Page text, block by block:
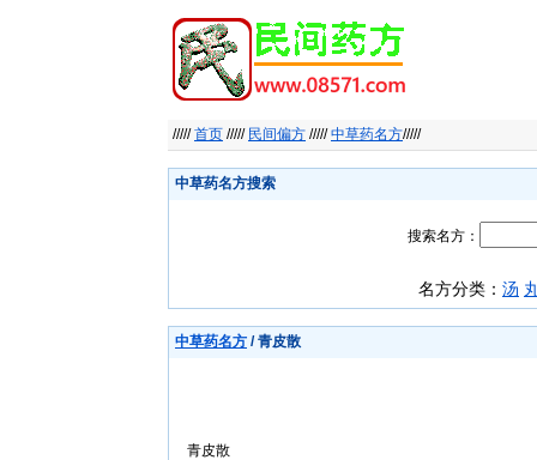
/////首页 ///// 民间偏方 /////中草药名方/////
中草药名方搜索
搜索名方：
名方分类： 汤
中草药名方 / 青皮散
青皮散